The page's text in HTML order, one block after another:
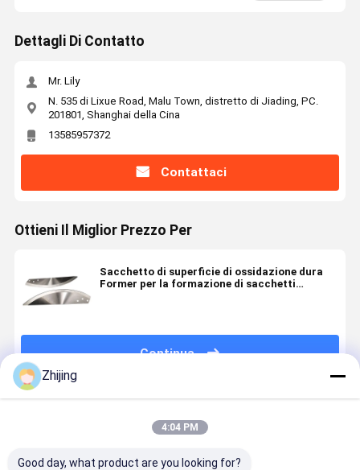
Dettagli Di Contatto
Mr. Lily
N. 535 di Lixue Road, Malu Town, distretto di Jiading, PC.
201801, Shanghai della Cina
13585957372
Contattaci
Ottieni Il Miglior Prezzo Per
Sacchetto di superficie di ossidazione dura
Former per la formazione di sacchetti
Continua
Zhijing
4:04 PM
Good day, what product are you looking for?